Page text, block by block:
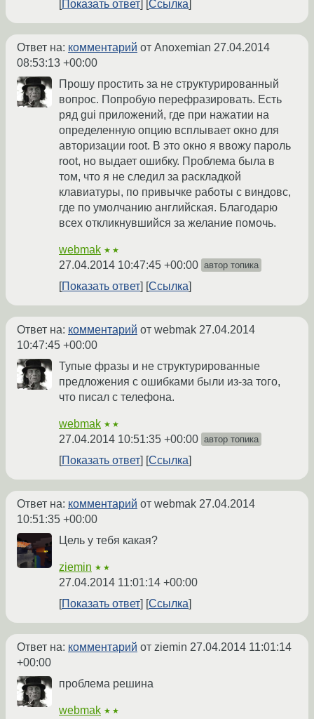
Показать ответ Ссылка
Ответ на: комментарий от Anoxemian 27.04.2014
08:53:13 +00:00
Прошу простить за не структурированный
вопрос. Попробую перефразировать. Есть
ряд gui приложений, где при нажатии на
определенную опцию всплывает окно для
авторизации root. В это окно я ввожу пароль
root, но выдает ошибку. Проблема была в
том, что я не следил за раскладкой
клавиатуры, по привычке работы с виндовс,
где по умолчанию английская. Благодарю
всех откликнувшийся за желание помочь.
webmak ★★
27.04.2014 10:47:45 +00:00 автор топика
Показать ответ Ссылка
Ответ на: комментарий от webmak 27.04.2014
10:47:45 +00:00
Тупые фразы и не структурированные
предложения с ошибками были из-за того,
что писал с телефона.
webmak ★★
27.04.2014 10:51:35 +00:00 автор топика
Показать ответ Ссылка
Ответ на: комментарий от webmak 27.04.2014
10:51:35 +00:00
Цель у тебя какая?
ziemin ★★
27.04.2014 11:01:14 +00:00
Показать ответ
Ссылка
Ответ на: комментарий от ziemin 27.04.2014 11:01:14
+00:00
проблема решина
webmak ★★